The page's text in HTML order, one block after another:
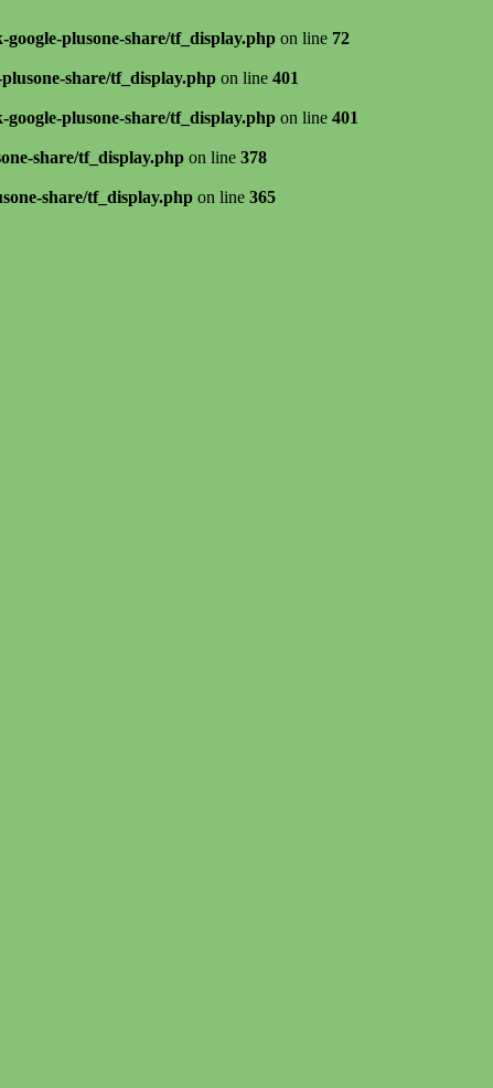
plusone-share/tf_display.php on line 72
share/tf_display.php on line 401
plusone-share/tf_display.php on line 401
share/tf_display.php on line 378
share/tf_display.php on line 365